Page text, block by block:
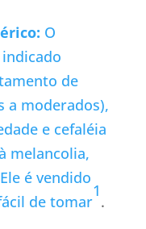
O
de
a moderados),
e cefaléia
melancolia,
Ele é vendido
de tomar
1
.